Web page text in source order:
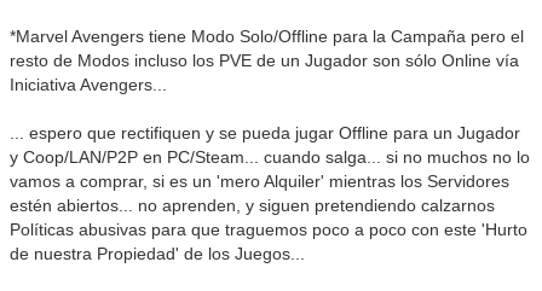
*Marvel Avengers tiene Modo Solo/Offline para la Campaña pero el
resto de Modos incluso los PVE de un Jugador son sólo Online vía
Iniciativa Avengers...
... espero que rectifiquen y se pueda jugar Offline para un Jugador
y Coop/LAN/P2P en PC/Steam... cuando salga... si no muchos no lo
vamos a comprar, si es un 'mero Alquiler' mientras los Servidores
estén abiertos... no aprenden, y siguen pretendiendo calzarnos
Políticas abusivas para que traguemos poco a poco con este 'Hurto
de nuestra Propiedad' de los Juegos...